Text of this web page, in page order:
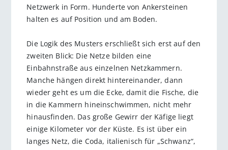
Netzwerk in Form. Hunderte von Ankersteinen
halten es auf Position und am Boden.
Die Logik des Musters erschließt sich erst auf den
zweiten Blick: Die Netze bilden eine
Einbahnstraße aus einzelnen Netzkammern.
Manche hängen direkt hintereinander, dann
wieder geht es um die Ecke, damit die Fische, die
in die Kammern hineinschwimmen, nicht mehr
hinausfinden. Das große Gewirr der Käfige liegt
einige Kilometer vor der Küste. Es ist über ein
langes Netz, die Coda, italienisch für „Schwanz“,